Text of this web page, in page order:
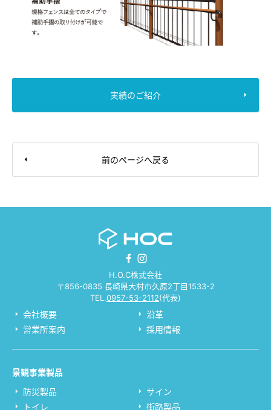
実績のご紹介
前のページへ戻る
H.O.C株式会社
〒856-0835 長崎県大村市久原2丁目1533-2
TEL.0957-53-2112(代表)
会社概要
沿革
営業所案内
採用情報
景観事業製品
防災製品
トイレ
サイン
街路製品